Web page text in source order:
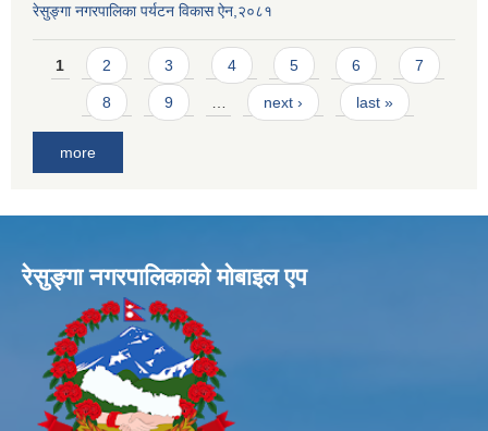
रेसुङ्गा नगरपालिका पर्यटन विकास ऐन,२०८१
Pages
1 2 3 4 5 6 7
8 9 next › last »
more
रेसुङ्गा नगरपालिकाकाे माेबाइल एप